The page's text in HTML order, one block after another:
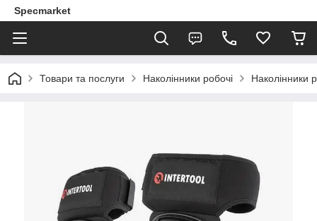
Specmarket
Товари та послуги Наколінники робочі Наколінники